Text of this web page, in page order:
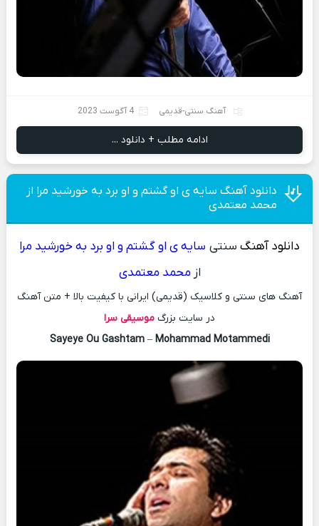
آهنگ سنتی-قدیمی 4 آگوست 2023
ادامه مطلب + دانلود ...
دانلود آهنگ سایه ی او گشتم و او برد به خورشید مرا از
محمد معتمدی
دانلود آهنگ سنتی سایه ی او گشتم و او برد به خورشید مرا
از محمد معتمدی
آهنگ های سنتی و کلاسیک (قدیمی) ایرانی با کیفیت بالا + متن آهنگ
در سایت بزرگ موسیقی سرا
Sayeye Ou Gashtam– Mohammad Motammedi